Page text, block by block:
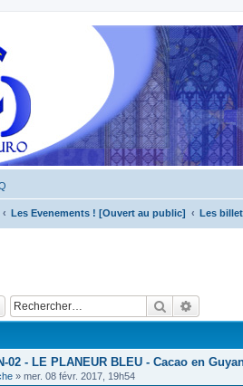
Les Evenements ! [Ouvert au public] Les
Rechercher
02 - LE PLANEUR BLEU - Cacao en
» mer. 08 févr. 2017, 19h54